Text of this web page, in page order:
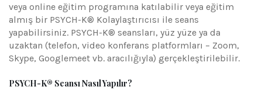
veya online eğitim programına katılabilir veya eğitim
almış bir PSYCH-K® Kolaylaştırıcısı ile seans
yapabilirsiniz. PSYCH-K® seansları, yüz yüze ya da
uzaktan (telefon, video konferans platformları – Zoom,
Skype, Googlemeet vb. aracılığıyla) gerçekleştirilebilir.
PSYCH-K® Seansı Nasıl Yapılır?